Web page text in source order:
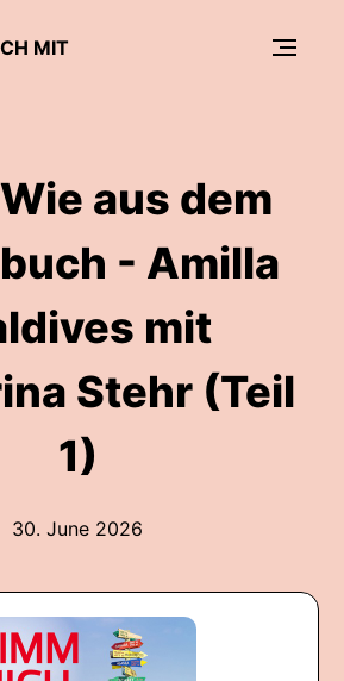
MIT
aus dem
- Amilla
mit
Stehr (Teil
1)
30. June 2026